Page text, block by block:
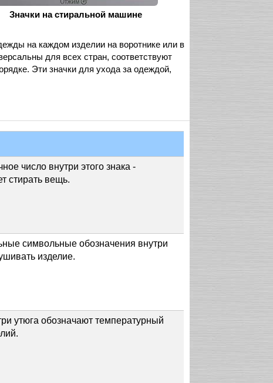
Значки на стиральной машине
на каждом изделии на воротнике или в
для всех стран, соответствуют
Эти значки для ухода за одеждой,
число внутри этого знака -
стирать вещь.
символьные обозначения внутри
изделие.
утюга обозначают температурный